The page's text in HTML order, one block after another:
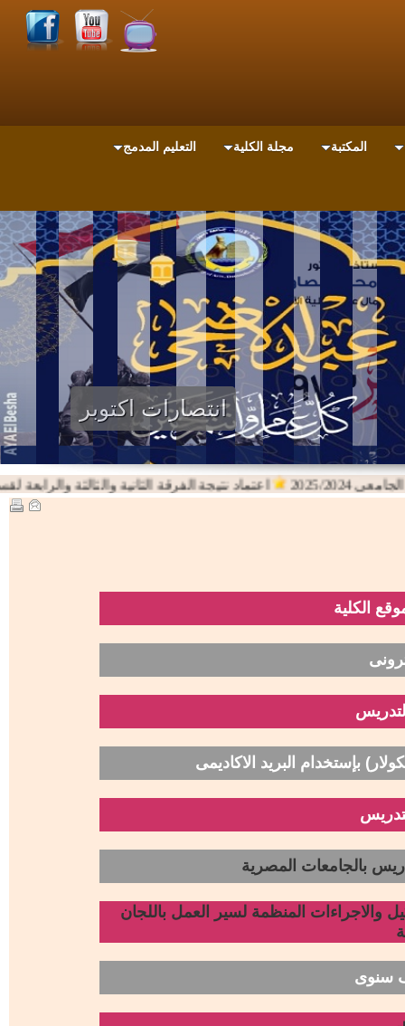
المكتبة مجلة الكلية التعليم المدمج
انتصارات اكتوبر
2024 اعتماد نتيجة الفرقة الثانية والثالثة والرابعة لقسم
الكلية
بإستخدام البريد الاكاديمى
بالجامعات المصرية
والاجراءات المنظمة لسير العمل باللجان
سنوى